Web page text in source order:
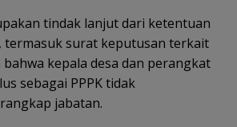
tindak lanjut dari ketentuan
termasuk surat keputusan terkait
kepala desa dan perangkat
sebagai PPPK tidak
jabatan.